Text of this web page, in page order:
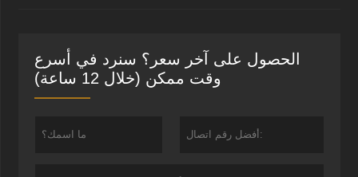
الحصول على آخر سعر؟ سنرد في أسرع
وقت ممكن (خلال 12 ساعة)